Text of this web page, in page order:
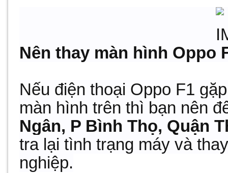
Nên thay màn hình Oppo
Nếu điện thoại Oppo F1
màn hình trên thì bạn nên
Ngân, P Bình Thọ, Quận
tra lại tình trạng máy và
nghiệp.